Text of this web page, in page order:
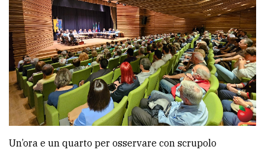
policy
Un’ora e un quarto per osservare con scrupolo